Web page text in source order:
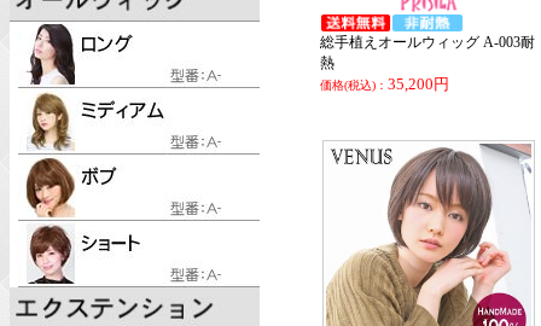
総手植えオールウィッグ A-003耐
熱
価格(税込)： 35,200円